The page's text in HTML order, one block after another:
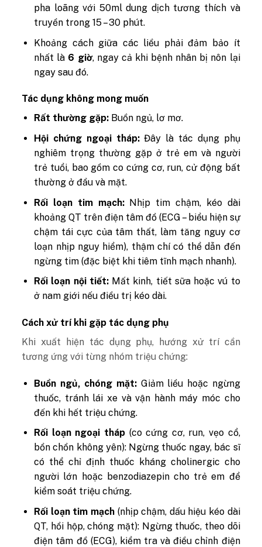
pha loãng với 50ml dung dịch tương thích và
truyền trong 15 – 30 phút.
Khoảng cách giữa các liều phải đảm bảo ít
nhất là 6 giờ, ngay cả khi bệnh nhân bị nôn lại
ngay sau đó.
Tác dụng không mong muốn
Rất thường gặp: Buồn ngủ, lơ mơ.
Hội chứng ngoại tháp:Đây là tác dụng phụ
nghiêm trọng thường gặp ở trẻ em và người
trẻ tuổi, bao gồm co cứng cơ, run, cử động bất
thường ở đầu và mặt.
Rối loạn tim mạch:Nhịp tim chậm, kéo dài
khoảng QT trên điện tâm đồ (ECG – biểu hiện sự
chậm tái cực của tâm thất, làm tăng nguy cơ
loạn nhịp nguy hiểm), thậm chí có thể dẫn đến
ngừng tim (đặc biệt khi tiêm tĩnh mạch nhanh).
Rối loạn nội tiết:Mất kinh, tiết sữa hoặc vú to
ở nam giới nếu điều trị kéo dài.
Cách xử trí khi gặp tác dụng phụ
Khi xuất hiện tác dụng phụ, hướng xử trí cần
tương ứng với từng nhóm triệu chứng:
Buồn ngủ, chóng mặt: Giảm liều hoặc ngừng
thuốc, tránh lái xe và vận hành máy móc cho
đến khi hết triệu chứng.
Rối loạn ngoại tháp (co cứng cơ, run, vẹo cổ,
bồn chồn không yên): Ngừng thuốc ngay, bác sĩ
có thể chỉ định thuốc kháng cholinergic cho
người lớn hoặc benzodiazepin cho trẻ em để
kiểm soát triệu chứng.
Rối loạn tim mạch (nhịp chậm, dấu hiệu kéo dài
QT, hồi hộp, chóng mặt): Ngừng thuốc, theo dõi
điện tâm đồ (ECG), kiểm tra và điều chỉnh điện